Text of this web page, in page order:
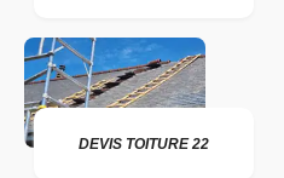
DEVIS TOITURE 22